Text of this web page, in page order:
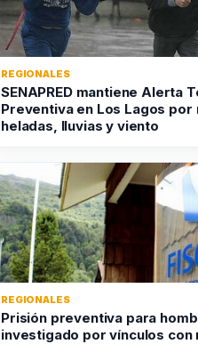
REGIONALES
SENAPRED mantiene Alerta
Preventiva en Los Lagos por
heladas, lluvias y viento
REGIONALES
Prisión preventiva para
investigado por vínculos con